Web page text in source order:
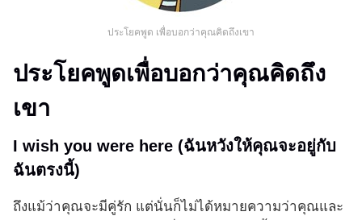
ประโยคพูด เพื่อบอกว่าคุณคิดถึงเขา
ประโยคพูดเพื่อบอกว่าคุณคิดถึง
เขา
I wish you were here (ฉันหวังให้คุณจะอยู่กับ
ฉันตรงนี้)
ถึงแม้ว่าคุณจะมีคู่รัก แต่นั่นก็ไม่ได้หมายความว่าคุณและ